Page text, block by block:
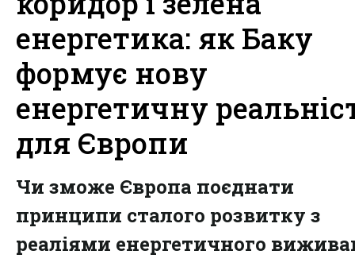
енергетика: як Баку
формує нову
енергетичну
для Європи
Чи зможе Європа поєднати
принципи сталого розвитку з
реаліями енергетичного